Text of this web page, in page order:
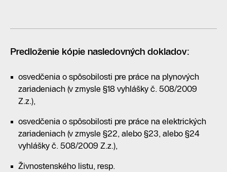
Predloženie kópie nasledovných dokladov:
osvedčenia o spôsobilosti pre práce na plynových
zariadeniach (v zmysle §18 vyhlášky č. 508/2009
Z.z.),
osvedčenia o spôsobilosti pre práce na elektrických
zariadeniach (v zmysle §22, alebo §23, alebo §24
vyhlášky č. 508/2009 Z.z.),
Živnostenského listu, resp.